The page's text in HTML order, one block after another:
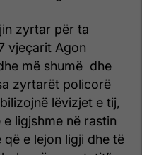
zyrtar për ta
vjeçarit Agon
më shumë dhe
zyrtarët policorë
lëvizjet e tij,
ligjshme në rastin
e lejon ligji dhe të